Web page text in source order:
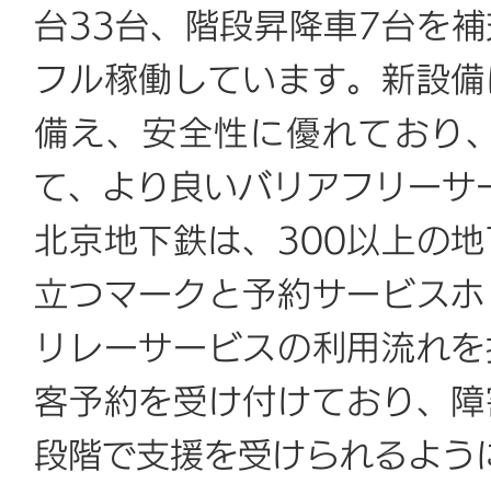
台33台、階段昇降車7台を
フル稼働しています。新設
備え、安全性に優れており
て、より良いバリアフリー
北京地下鉄は、300以上の
立つマークと予約サービス
リレーサービスの利用流れ
客予約を受け付けており、
段階で支援を受けられるよう